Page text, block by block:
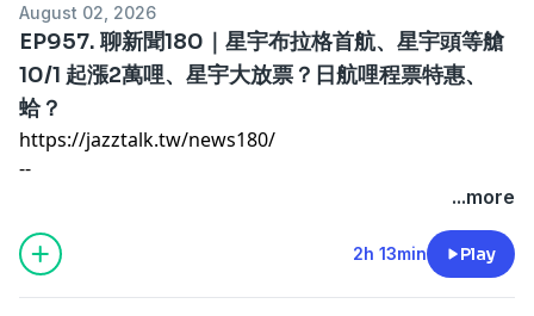
August 02, 2026
EP957. 聊新聞180｜星宇布拉格首航、星宇頭等艙
10/1 起漲2萬哩、星宇大放票？日航哩程票特惠、
蛤？
https://jazztalk.tw/news180/
--
8:40 白海豚颱風動向
14:22 PR 菲航、WY 阿曼里程票
...more
2h 13min Play